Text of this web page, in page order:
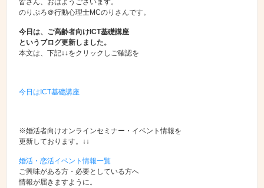
皆さん、おはようございます。
のりぷろ＠行動心理士MCのりさんです。
今日は、ご高齢者向けICT基礎講座
という ブログ更新しました。
本文は、下記↓↓をクリックしご確認を
今日はICT基礎講座
※婚活者向けオンラインセミナー・イベント情報を
更新しております。↓↓
婚活・恋活イベント情報一覧
ご興味がある方・必要としている方へ
情報が届きますように。